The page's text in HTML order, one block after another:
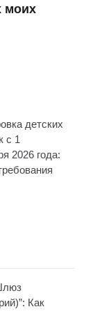
моих
детских
с 1
2026 года:
Как